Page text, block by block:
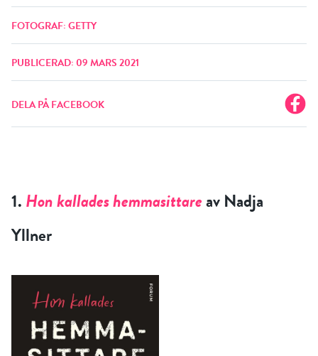
FOTOGRAF: GETTY
PUBLICERAD: 09 MARS 2021
DELA PÅ FACEBOOK
1.Hon kallades hemmasittareav Nadja
Yllner